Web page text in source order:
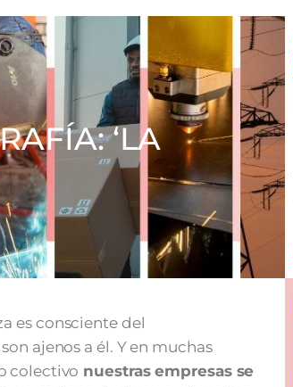
‘LA
es consciente del
ajenos a él. Y en muchas
colectivo nuestras empresas se